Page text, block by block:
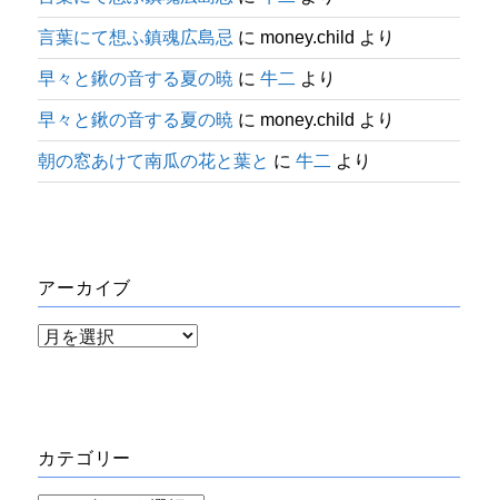
言葉にて想ふ鎮魂広島忌 に money.child より
早々と鍬の音する夏の暁 に牛二 より
早々と鍬の音する夏の暁 に money.child より
朝の窓あけて南瓜の花と葉と に牛二 より
アーカイブ
ア
ブ
カテゴリー